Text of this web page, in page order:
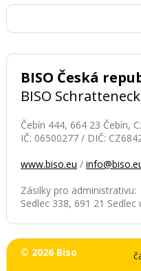
BISO Česká
BISO
Čebín 444, 664 23 Čebín,
IČ: 06500277 / DIČ:
www.biso.eu /
Zásilky pro administrativu:
Sedlec 338, 691 21
© 2026 Biso